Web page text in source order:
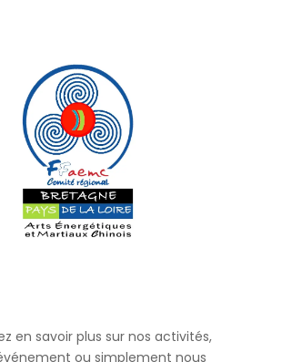
en savoir plus sur nos activités,
ou simplement nous